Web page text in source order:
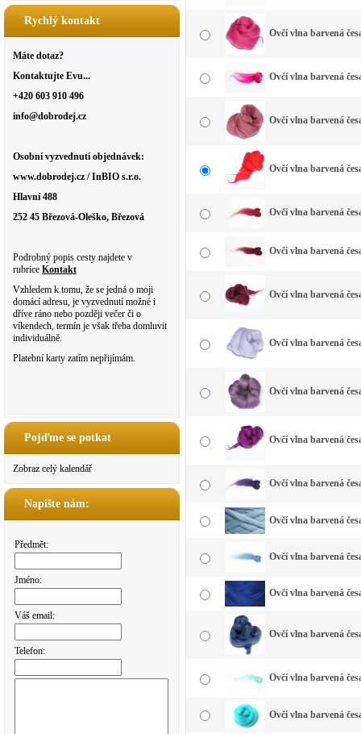
Rychlý kontakt
Máte dotaz?
Kontaktujte Evu...
+420 603 910 496
info@dobrodej.cz
Osobní vyzvednutí objednávek:
www.dobrodej.cz / InBIO s.r.o.
Hlavní 488
252 45 Březová-Oleško, Březová
Podrobný popis cesty najdete v
rubrice Kontakt
Vzhledem k tomu, že se jedná o moji
domácí adresu, je vyzvednutí možné i
dříve ráno nebo později večer či o
víkendech, termín je však třeba domluvit
individuálně.
Platební karty zatím nepřijímám.
Pojďme se potkat
Zobraz celý kalendář
Napište nám:
Předmět:
Jméno:
Váš email:
Telefon:
Ovčí vlna barvená
Ovčí vlna barvená
Ovčí vlna barvená
Ovčí vlna barvená
Ovčí vlna barvená
Ovčí vlna barvená
Ovčí vlna barvená
Ovčí vlna barvená
Ovčí vlna barvená
Ovčí vlna barvená
Ovčí vlna barvená
Ovčí vlna barvená
Ovčí vlna barvená
Ovčí vlna barvená
Ovčí vlna barvená
Ovčí vlna barvená
Ovčí vlna barvená